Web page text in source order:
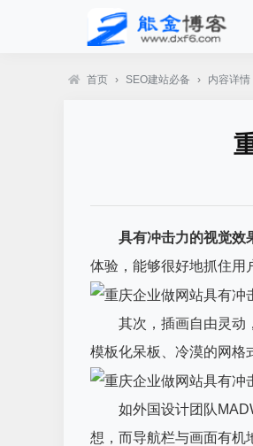
首页 › SEO建站必备 › 内容详情
具有冲击力的视觉效
体验，能够很好地抓住用
其次，插画自由灵动
模板化呆板、冷漠的网格
如外国设计团队
想，而导航栏与画面有机